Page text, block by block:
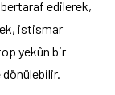
edilerek,
istismar
yekûn bir